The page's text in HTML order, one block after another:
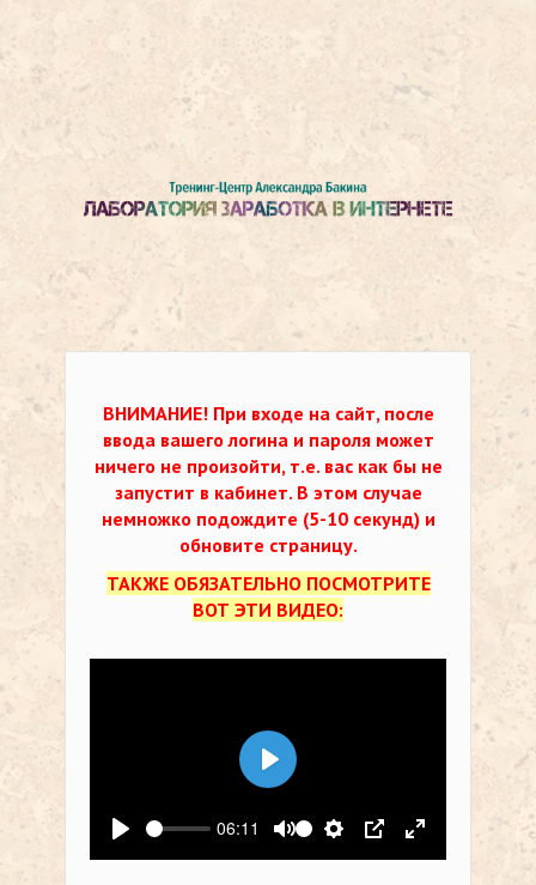
ВНИМАНИЕ! При входе на сайт, после
ввода вашего логина и пароля может
ничего не произойти, т.е. вас как бы не
запустит в кабинет. В этом случае
немножко подождите (5-10 секунд) и
обновите страницу.
ТАКЖЕ ОБЯЗАТЕЛЬНО ПОСМОТРИТЕ
ВОТ ЭТИ ВИДЕО:
Воспроизвести
06:11
Выключить звук
Настройки
PIP На весь
Воспроизвести